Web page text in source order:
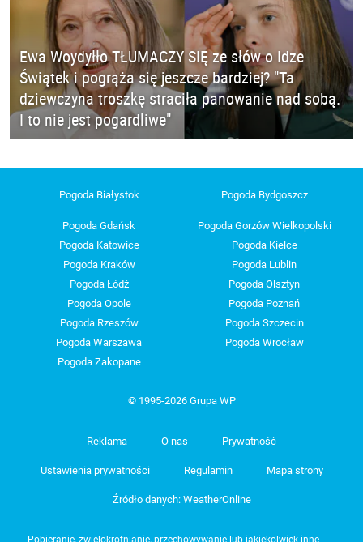
Ewa Woydyłło TŁUMACZY SIĘ ze słów o Idze
Świątek i pogrąża się jeszcze bardziej? "Ta
dziewczyna troszkę straciła panowanie nad sobą.
I to nie jest pogardliwe"
Pogoda Białystok Pogoda Bydgoszcz
Pogoda Gdańsk
Pogoda Gorzów Wielkopolski
Pogoda Katowice
Pogoda Kielce
Pogoda Kraków
Pogoda Lublin
Pogoda Łódź
Pogoda Olsztyn
Pogoda Opole
Pogoda Poznań
Pogoda Rzeszów
Pogoda Szczecin
Pogoda Warszawa
Pogoda Wrocław
Pogoda Zakopane
© 1995-2026 Grupa WP
Reklama O nas Prywatność
Ustawienia prywatności Regulamin Mapa strony
Źródło danych: WeatherOnline
Pobieranie, zwielokrotnianie, przechowywanie lub jakiekolwiek inne